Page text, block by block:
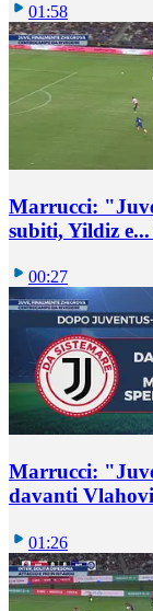
01:58
Marrucci:
subiti, Yildiz
00:27
Marrucci:
davanti
01:26